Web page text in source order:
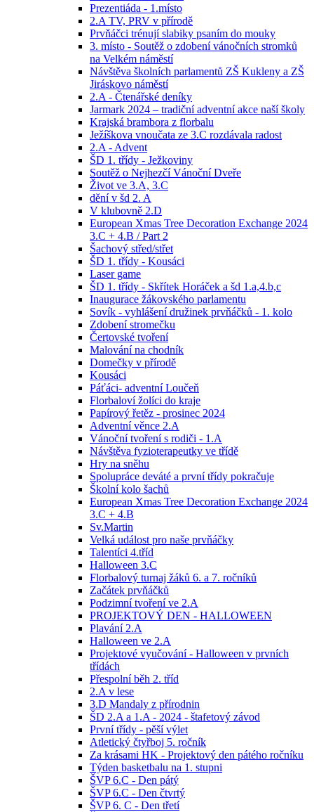
Prezentiáda - 1.místo
2.A TV, PRV v přírodě
Prvňáčci trénují slabiky psaním do mouky
3. místo - Soutěž o zdobení vánočních stromků
na Velkém náměstí
Návštěva školních parlamentů ZŠ Kukleny a ZŠ
Jiráskovo náměstí
2.A - Čtenářské deníky
Jarmark 2024 – tradiční adventní akce naší školy
Krajská brambora z florbalu
Ježíškova vnoučata ze 3.C rozdávala radost
2.A - Advent
ŠD 1. třídy - Ježkoviny
Soutěž o Nejhezčí Vánoční Dveře
Život ve 3.A, 3.C
dění v šd 2. A
V klubovně 2.D
European Xmas Tree Decoration Exchange 2024
3.C + 4.B / Part 2
Šachový střed/střet
ŠD 1. třídy - Kousáci
Laser game
ŠD 1. třídy - Skřítek Horáček a šd 1.a,4.b,c
Inaugurace žákovského parlamentu
Sovík - vyhlášení družinek prvňáčků - 1. kolo
Zdobení stromečku
Čertovské tvoření
Malování na chodník
Domečky v přírodě
Kousáci
Páťáci- adventní Loučeň
Florbaloví žolíci do kraje
Papírový řetěz - prosinec 2024
Adventní věnce 2.A
Vánoční tvoření s rodiči - 1.A
Návštěva fyzioterapeutky ve třídě
Hry na sněhu
Spolupráce deváté a první třídy pokračuje
Školní kolo šachů
European Xmas Tree Decoration Exchange 2024
3.C + 4.B
Sv.Martin
Velká událost pro naše prvňáčky
Talentíci 4.tříd
Halloween 3.C
Florbalový turnaj žáků 6. a 7. ročníků
Začátek prvňáčků
Podzimní tvoření ve 2.A
PROJEKTOVÝ DEN - HALLOWEEN
Plavání 2.A
Halloween ve 2.A
Projektové vyučování - Halloween v prvních
třídách
Přespolní běh 2. tříd
2.A v lese
3.D Mandaly z přírodnin
ŠD 2.A a 1.A - 2024 - štafetový závod
První třídy - pěší výlet
Atletický čtyřboj 5. ročník
Za krásami HK - Projektový den pátého ročníku
Týden basketbalu na 1. stupni
ŠVP 6.C - Den pátý
ŠVP 6.C - Den čtvrtý
ŠVP 6. C - Den třetí